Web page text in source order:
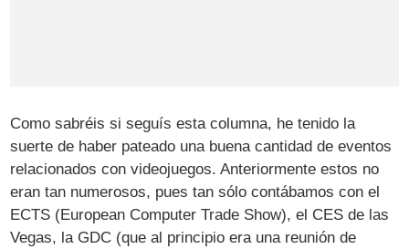
Como sabréis si seguís esta columna, he tenido la
suerte de haber pateado una buena cantidad de eventos
relacionados con videojuegos. Anteriormente estos no
eran tan numerosos, pues tan sólo contábamos con el
ECTS (European Computer Trade Show), el CES de las
Vegas, la GDC (que al principio era una reunión de